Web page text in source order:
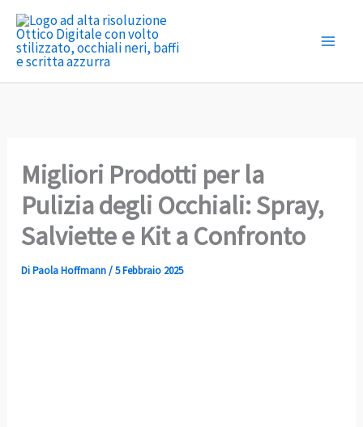
contenuto
Migliori Prodotti per la
Pulizia degli Occhiali: Spray,
Salviette e Kit a Confronto
DiPaola Hoffmann/5 Febbraio 2025